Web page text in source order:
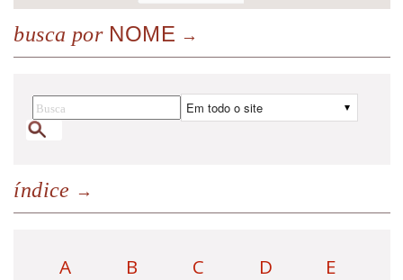
busca porNOME
índice
A B C D
E